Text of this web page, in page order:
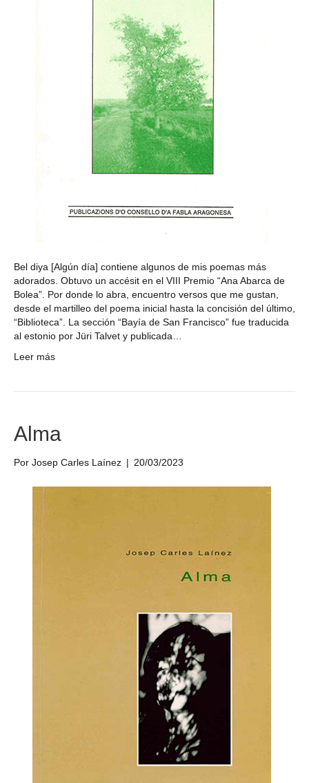
Bel diya [Algún día] contiene algunos de mis poemas más
adorados. Obtuvo un accésit en el VIII Premio “Ana Abarca de
Bolea”. Por donde lo abra, encuentro versos que me gustan,
desde el martilleo del poema inicial hasta la concisión del último,
“Biblioteca”. La sección “Bayía de San Francisco” fue traducida
al estonio por Jüri Talvet y publicada…
Leer más
Alma
Por Josep Carles Laínez | 20/03/2023